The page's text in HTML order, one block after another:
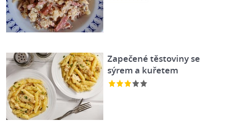
Zapečené těstoviny se
sýrem a kuřetem